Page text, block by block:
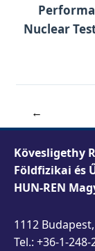
Nuclear
←
Kövesligethy
Földfizikai és
HUN-REN
1112
Tel.: +36-1-248-